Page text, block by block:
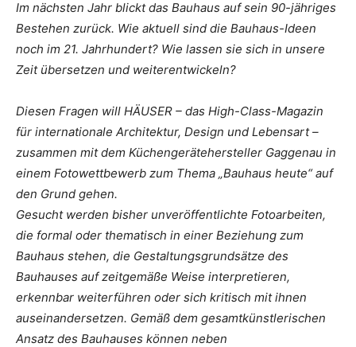
Im nächsten Jahr blickt das Bauhaus auf sein 90-jähriges
Bestehen zurück. Wie aktuell sind die Bauhaus-Ideen
noch im 21. Jahrhundert? Wie lassen sie sich in unsere
Zeit übersetzen und weiterentwickeln?
Diesen Fragen will HÄUSER – das High-Class-Magazin
für internationale Architektur, Design und Lebensart –
zusammen mit dem Küchengerätehersteller Gaggenau in
einem Fotowettbewerb zum Thema „Bauhaus heute“ auf
den Grund gehen.
Gesucht werden bisher unveröffentlichte Fotoarbeiten,
die formal oder thematisch in einer Beziehung zum
Bauhaus stehen, die Gestaltungsgrundsätze des
Bauhauses auf zeitgemäße Weise interpretieren,
erkennbar weiterführen oder sich kritisch mit ihnen
auseinandersetzen. Gemäß dem gesamtkünstlerischen
Ansatz des Bauhauses können neben